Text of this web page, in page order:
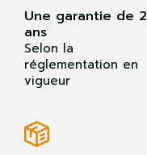
Une garantie de 2
ans
Selon la
réglementation en
vigueur